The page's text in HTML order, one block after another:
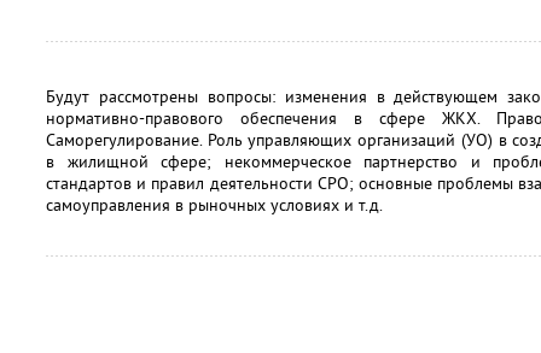
Будут рассмотрены вопросы: изменения в действующем
нормативно-правового обеспечения в сфере ЖКХ.
Саморегулирование. Роль управляющих организаций (УО) в
в жилищной сфере; некоммерческое партнерство и
стандартов и правил деятельности СРО; основные проблемы
самоуправления в рыночных условиях и т.д.